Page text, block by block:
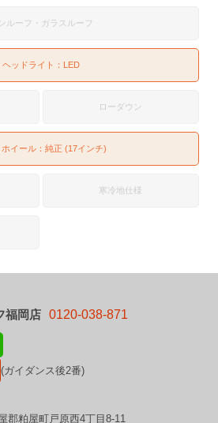
ルーフ・ガラスルーフ
ヘッドライト： LED
ローダウン
ホイール：純正 (17インチ)
寒冷地仕様
福岡店 0120-038-871
(ガイダンス後2番)
郡粕屋町戸原西4丁目8-11